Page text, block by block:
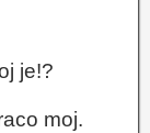
je!?
moj.